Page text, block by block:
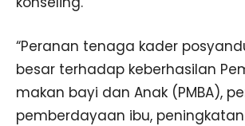
“Peranan tenaga kader
besar terhadap keberhasilan
makan bayi dan Anak (PMBA),
pemberdayaan ibu,